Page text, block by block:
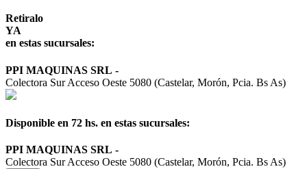
Retiralo
YA
en estas sucursales:
PPI MAQUINAS SRL -
Colectora Sur Acceso Oeste 5080 (Castelar, Morón, Pcia. Bs As)
Disponible en 72 hs. en estas sucursales:
PPI MAQUINAS SRL -
Colectora Sur Acceso Oeste 5080 (Castelar, Morón, Pcia. Bs As)